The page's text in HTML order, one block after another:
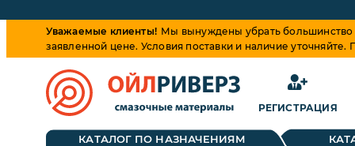
Уважаемые клиенты! Мы вынуждены убрать большинство
заявленной цене. Условия поставки и наличие
РЕГИСТРАЦИЯ
КАТАЛОГ ПО НАЗНАЧЕНИЯМ
Обращаем ваше внимание, что цена на товары